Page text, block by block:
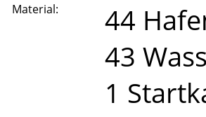
Material:
44
43
1